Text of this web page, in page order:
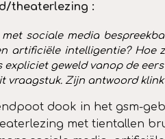
theaterlezing :
sociale media
artificiële intelligentie? Hoe
geweld vanop de
Zijn antwoord
dook in het gsm-
met tientallen